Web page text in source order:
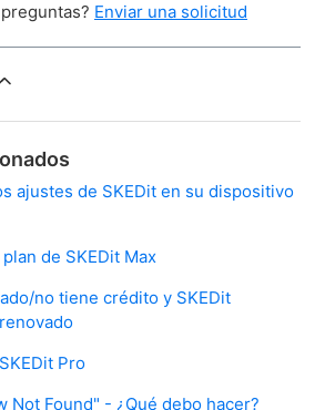
Enviar una solicitud
ajustes de SKEDit en su dispositivo
de SKEDit Max
no tiene crédito y SKEDit
Pro
Not Found" - ¿Qué debo hacer?